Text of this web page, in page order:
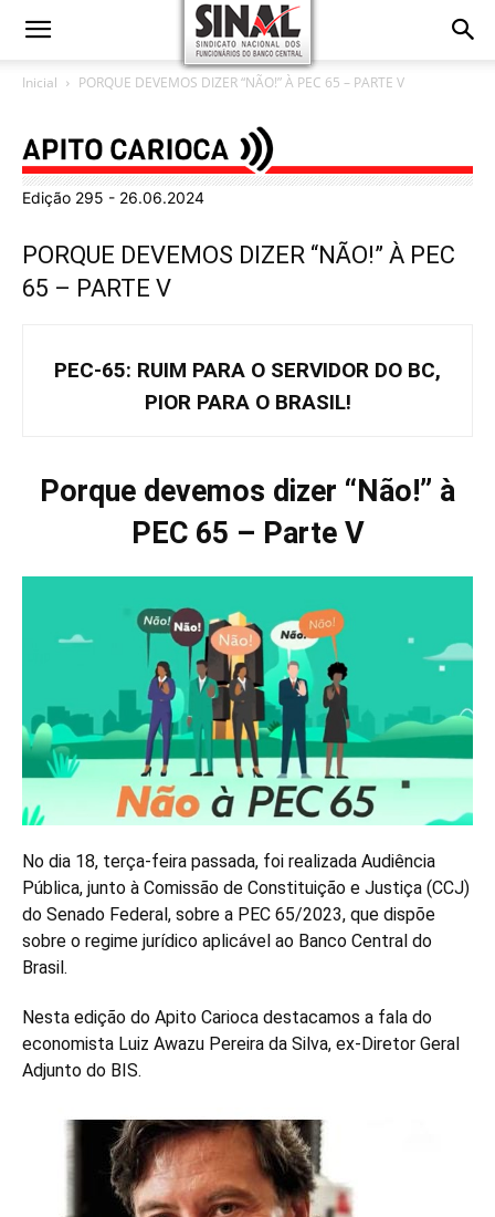
Inicial PORQUE DEVEMOS DIZER “NÃO!” À PEC 65 – PARTE V
Edição 295 - 26.06.2024
PORQUE DEVEMOS DIZER “NÃO!” À PEC
65 – PARTE V
PEC-65: RUIM PARA O SERVIDOR DO BC,
PIOR PARA O BRASIL!
Porque devemos dizer “Não!” à
PEC 65 – Parte V
No dia 18, terça-feira passada, foi realizada Audiência
Pública, junto à Comissão de Constituição e Justiça (CCJ)
do Senado Federal, sobre a PEC 65/2023, que dispõe
sobre o regime jurídico aplicável ao Banco Central do
Brasil.
Nesta edição do Apito Carioca destacamos a fala do
economista Luiz Awazu Pereira da Silva, ex-Diretor Geral
Adjunto do BIS.